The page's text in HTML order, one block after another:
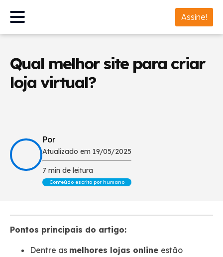
Assine!
Qual melhor site para criar
loja virtual?
Por
Atualizado em 19/05/2025
7 min de leitura
Conteúdo escrito por humano
Pontos principais do artigo:
Dentre as melhores lojas online estão